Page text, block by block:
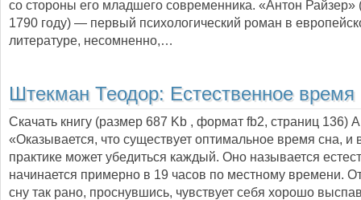
со стороны его младшего современника. «Антон Райзер»
1790 году) — первый психологический роман в
литературе, несомненно,…
Штекман Теодор: Естественное время
Скачать книгу (размер 687 Kb , формат fb2, страниц 136)
«Оказывается, что существует оптимальное время сна, и
практике может убедиться каждый. Оно называется
начинается примерно в 19 часов по местному времени.
сну так рано, проснувшись, чувствует себя хорошо